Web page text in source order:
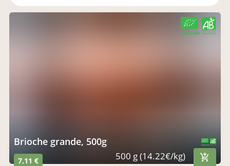
brioche grande, 500g
7,11 € 500 g (14.22€/kg)
CERTIFIÉ PAR FR-BIO-09
AGRICULTURE FRANCE